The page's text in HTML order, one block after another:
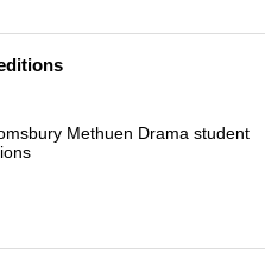
Methuen Drama student